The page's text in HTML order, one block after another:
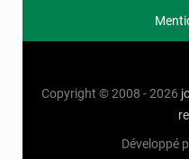
Copyright © 2008 - 2026
Développé